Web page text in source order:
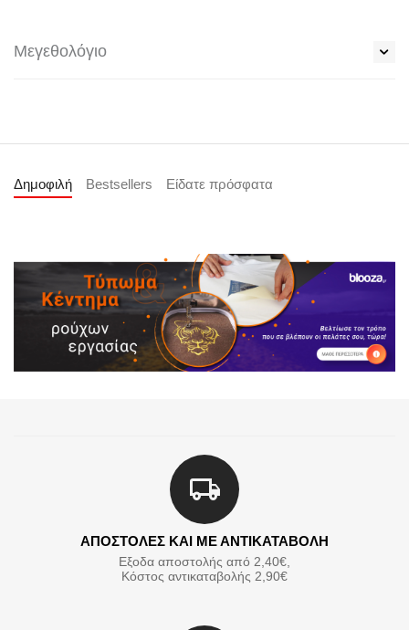
Μεγεθολόγιο
Δημοφιλή Bestsellers Είδατε πρόσφατα
ΑΠΟΣΤΟΛΕΣ ΚΑΙ ΜΕ ΑΝΤΙΚΑΤΑΒΟΛΗ
Εξοδα αποστολής από 2,40€,
Κόστος αντικαταβολής 2,90€